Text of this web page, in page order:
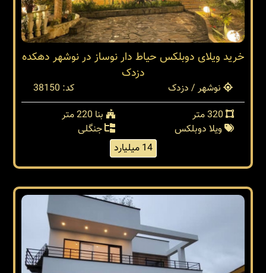
خرید ویلای دوبلکس حیاط دار نوساز در نوشهر دهکده
دزدک
نوشهر / دزدک
کد: 38150
بنا 220 متر
ویلا دوبلکس
جنگلی
14 میلیارد